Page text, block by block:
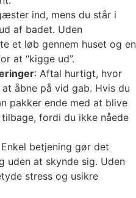
ind, mens du står i
af badet. Uden
et løb gennem huset og en
at “kigge ud”.
: Aftal hurtigt, hvor
åbne på vid gab. Hvis du
pakker ende med at blive
fordi du ikke nåede
Enkel betjening gør det
uden at skynde sig. Uden
stress og usikre